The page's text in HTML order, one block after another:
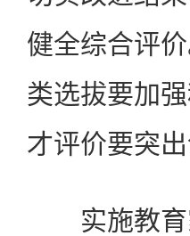
健全综合评
类选拔要加
才评价要突
实施教育